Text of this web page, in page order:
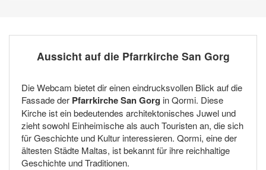
Aussicht auf die Pfarrkirche San Gorg
Die Webcam bietet dir einen eindrucksvollen Blick auf die
Fassade der Pfarrkirche San Gorg in Qormi. Diese
Kirche ist ein bedeutendes architektonisches Juwel und
zieht sowohl Einheimische als auch Touristen an, die sich
für Geschichte und Kultur interessieren. Qormi, eine der
ältesten Städte Maltas, ist bekannt für ihre reichhaltige
Geschichte und Traditionen.